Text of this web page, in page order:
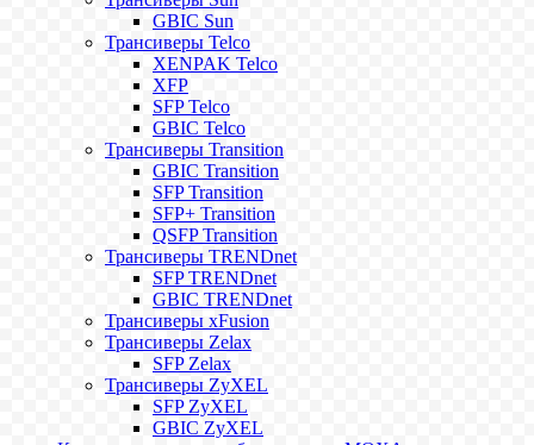
GBIC Sun
Трансиверы Telco
XENPAK Telco
XFP
SFP Telco
GBIC Telco
Трансиверы Transition
GBIC Transition
SFP Transition
SFP+ Transition
QSFP Transition
Трансиверы TRENDnet
SFP TRENDnet
GBIC TRENDnet
Трансиверы xFusion
Трансиверы Zelax
SFP Zelax
Трансиверы ZyXEL
SFP ZyXEL
GBIC ZyXEL